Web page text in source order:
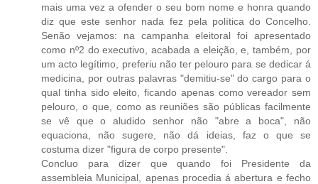
mais uma vez a ofender o seu bom nome e honra quando
diz que este senhor nada fez pela política do Concelho.
Senão vejamos: na campanha eleitoral foi apresentado
como nº2 do executivo, acabada a eleição, e, também, por
um acto legítimo, preferiu não ter pelouro para se dedicar á
medicina, por outras palavras "demitiu-se" do cargo para o
qual tinha sido eleito, ficando apenas como vereador sem
pelouro, o que, como as reuniões são públicas facilmente
se vê que o aludido senhor não "abre a boca", não
equaciona, não sugere, não dá ideias, faz o que se
costuma dizer "figura de corpo presente".
Concluo para dizer que quando foi Presidente da
assembleia Municipal, apenas procedia á abertura e fecho